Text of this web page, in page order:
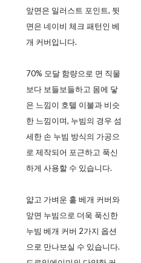
앞면은 일러스트 포인트, 뒷
면은 네이비 체크 패턴인 베
개 커버입니다.
70% 모달 함량으로 면 직물
보다 보들보들하고 몸에 닿
은 느낌이 호텔 이불과 비슷
한 느낌이며, 누빔의 경우 섬
세한 손 누빔 방식의 가공으
로 제작되어 포근하고 푹신
하게 사용할 수 있습니다.
얇고 가벼운 홑 베개 커버와
앞면 누빔으로 더욱 푹신한
누빔 베개 커버 2가지 옵션
으로 만나보실 수 있습니다.